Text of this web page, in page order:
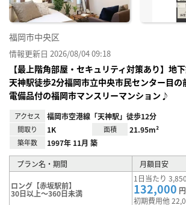
福岡市中央区
情報更新日 2026/08/04 09:18
【最上階角部屋・セキュリティ対策あり】地
天神駅徒歩2分福岡市立中央市民センター目の
電備品付の福岡市マンスリーマンション♪
アクセス 福岡市空港線「天神駅」徒歩12分
間取り 1K 面積 21.95m²
築年数 1997年 11月 築
プラン名・期間 月額目安
ロング【赤坂駅前】
30日以上～360日未満
1日当たり
132,000
初期費用他